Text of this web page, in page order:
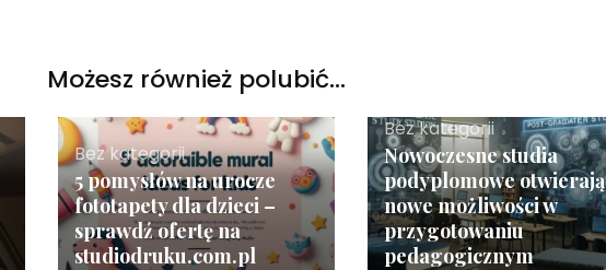
Możesz również polubić…
Bez kategorii
5 pomysłów na urocze
fototapety dla dzieci –
sprawdź ofertę na
studiodruku.com.pl
Bez kategorii
Nowoczesne studia
podyplomowe otwierają
nowe możliwości w
przygotowaniu
pedagogicznym